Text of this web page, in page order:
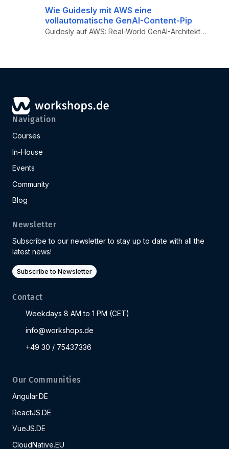
Wie Guidesly mit AWS eine
vollautomatische GenAI-Content-Pip
Guidesly auf AWS: Real-World GenAI-Architektur für automatische Content-Generierung – AWS Bedrock, SageMaker, Lambda, St...
Navigation
Courses
In-House
Events
Community
Blog
Newsletter
Subscribe to our newsletter to stay up to date with all the
latest news!
Subscribe to Newsletter
Contact
Weekdays 8 AM to 1 PM (CET)
info@workshops.de
+49 30 / 75437336
Our Communities
Angular.DE
ReactJS.DE
VueJS.DE
CloudNative.EU